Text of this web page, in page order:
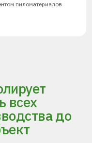
пиломатериалов
всех
до